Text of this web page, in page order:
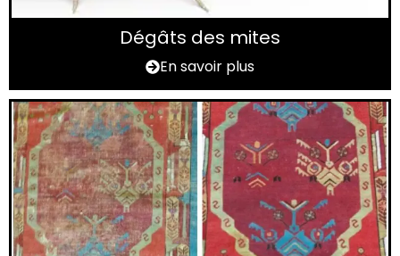
Dégâts des mites
En savoir plus